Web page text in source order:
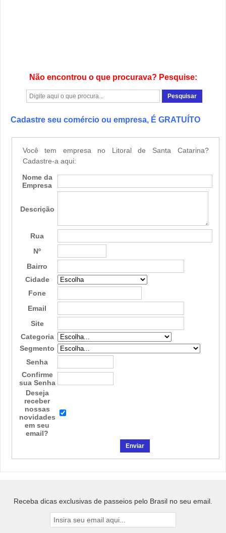
Não encontrou o que procurava? Pesquise:
Cadastre seu comércio ou empresa, É GRATUÍTO
Você tem empresa no Litoral de Santa Catarina?
Cadastre-a aqui:
Nome da
Empresa
Descrição
Rua
Nº
Bairro
Cidade
Fone
Email
Site
Categoria
Segmento
Senha
Confirme
sua Senha
Deseja
receber
nossas
novidades
em seu
email?
Receba dicas exclusivas de passeios pelo Brasil no seu email.